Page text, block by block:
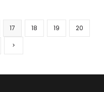
17 18 19 20